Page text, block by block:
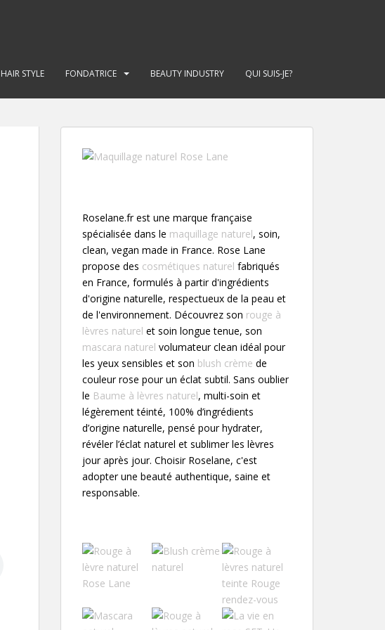
HAIR STYLE FONDATRICE BEAUTY INDUSTRY QUI SUIS-JE?
Roselane.fr est une marque française
spécialisée dans le maquillage naturel, soin,
clean, vegan made in France. Rose Lane
propose des cosmétiques naturel fabriqués
en France, formulés à partir d'ingrédients
d'origine naturelle, respectueux de la peau et
de l'environnement. Découvrez son rouge à
lèvres naturel et soin longue tenue, son
mascara naturel volumateur clean idéal pour
les yeux sensibles et son blush crème de
couleur rose pour un éclat subtil. Sans oublier
le Baume à lèvres naturel, multi-soin et
légèrement téinté, 100% d’ingrédients
d’origine naturelle, pensé pour hydrater,
révéler l’éclat naturel et sublimer les lèvres
jour après jour. Choisir Roselane, c'est
adopter une beauté authentique, saine et
responsable.